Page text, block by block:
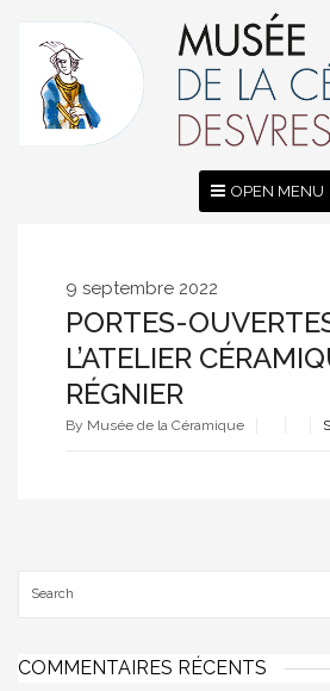
OPEN MENU
9 septembre 2022
PORTES-
L’ATELIER
RÉGNIER
By Musée de la Céramique
COMMENTAIRES RÉCENTS